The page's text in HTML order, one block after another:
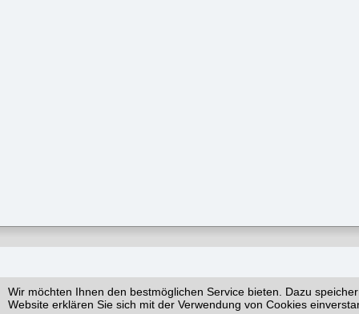
Wir möchten Ihnen den bestmöglichen Service bieten. Dazu
Website erklären Sie sich mit der Verwendung von Cookies